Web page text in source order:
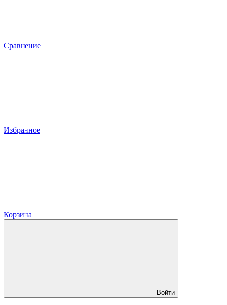
Сравнение
Избранное
Корзина
Войти